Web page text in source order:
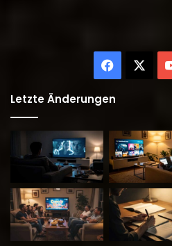
Facebook
Letzte Änderungen